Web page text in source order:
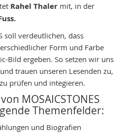
Rahel Thaler mit, in der
soll verdeutlichen, dass
Form und Farbe
Bild ergeben. So setzen wir uns
trauen unseren Lesenden zu,
prüfen und integieren.
MOSAICSTONES
Themenfelder:
und Biografien